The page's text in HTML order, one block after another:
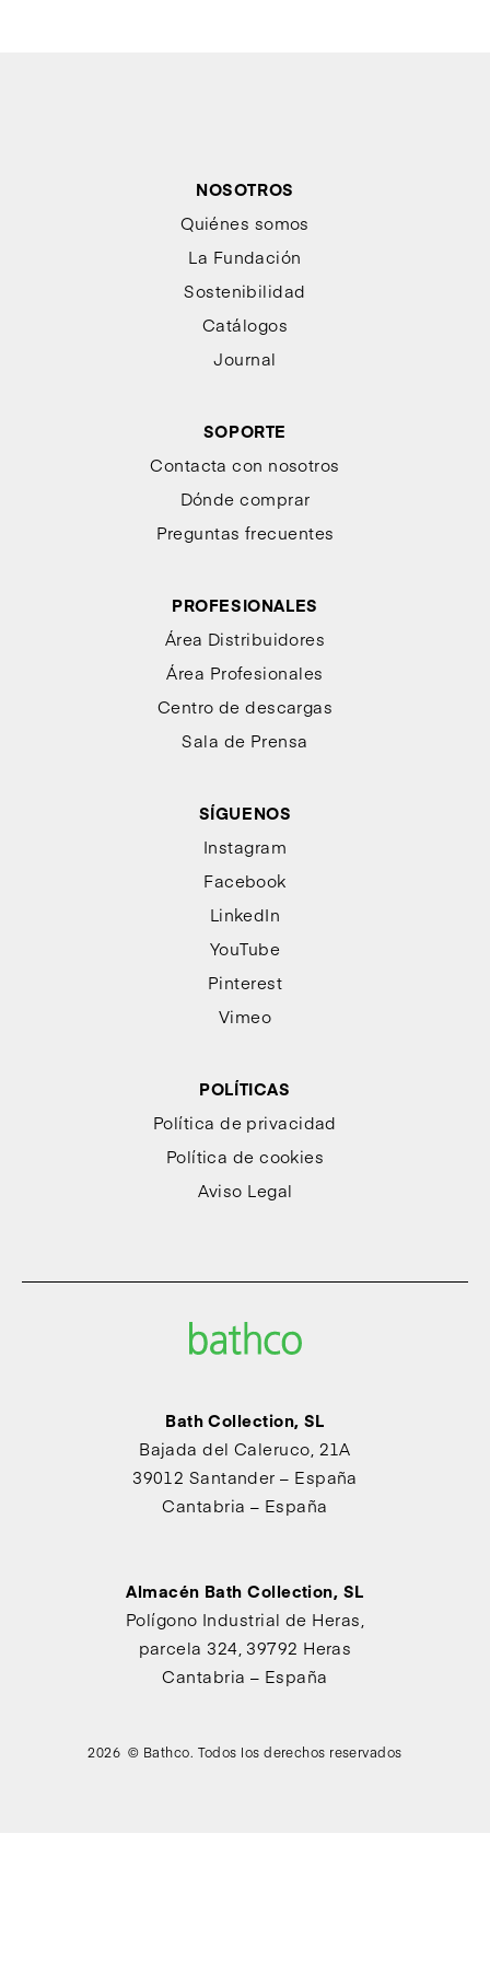
En conjunto, los lavabos Bathco representan una síntesis
Piezas creadas para resistir el paso del tiempo y convertir el
baño en un espacio funcional, equilibrado y lleno de estilo.
NOSOTROS
Quiénes somos
La Fundación
Sostenibilidad
Catálogos
Journal
SOPORTE
Contacta con nosotros
Dónde comprar
Preguntas frecuentes
PROFESIONALES
Área Distribuidores
Área Profesionales
Centro de descargas
Sala de Prensa
SÍGUENOS
Instagram
Facebook
LinkedIn
YouTube
Pinterest
Vimeo
POLÍTICAS
Política de privacidad
Política de cookies
Aviso Legal
Bath Collection, SL
Bajada del Caleruco, 21A
39012 Santander – España
Cantabria – España
Almacén Bath Collection, SL
Polígono Industrial de Heras,
parcela 324, 39792 Heras
Cantabria – España
2026 © Bathco. Todos los derechos reservados